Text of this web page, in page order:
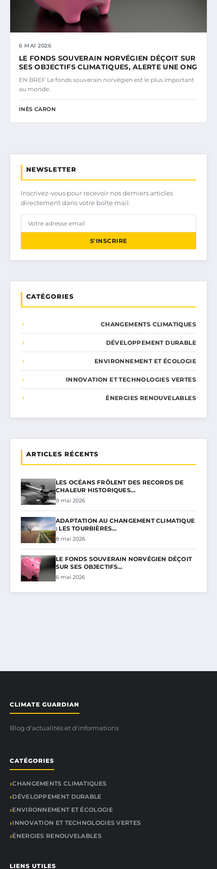
6 MAI 2026
LE FONDS SOUVERAIN NORVÉGIEN DÉÇOIT SUR
SES OBJECTIFS CLIMATIQUES, ALERTE UNE ONG
EN BREF Le fonds souverain norvégien est le plus important
au monde.
INÈS CARON
NEWSLETTER
Inscrivez-vous pour recevoir nos derniers articles
directement dans votre boîte mail.
S'INSCRIRE
CATÉGORIES
CHANGEMENTS CLIMATIQUES
DÉVELOPPEMENT DURABLE
ENVIRONNEMENT ET ÉCOLOGIE
INNOVATION ET TECHNOLOGIES VERTES
ÉNERGIES RENOUVELABLES
ARTICLES RÉCENTS
LES OCÉANS FRÔLENT DES RECORDS DE
CHALEUR HISTORIQUES…
9 mai 2026
ADAPTATION AU CHANGEMENT CLIMATIQUE
: LES TOURBIÈRES…
8 mai 2026
LE FONDS SOUVERAIN NORVÉGIEN DÉÇOIT
SUR SES OBJECTIFS…
6 mai 2026
CLIMATE GUARDIAN
Blog d'actualités et d'informations
CATÉGORIES
CHANGEMENTS CLIMATIQUES
DÉVELOPPEMENT DURABLE
ENVIRONNEMENT ET ÉCOLOGIE
INNOVATION ET TECHNOLOGIES VERTES
ÉNERGIES RENOUVELABLES
LIENS UTILES